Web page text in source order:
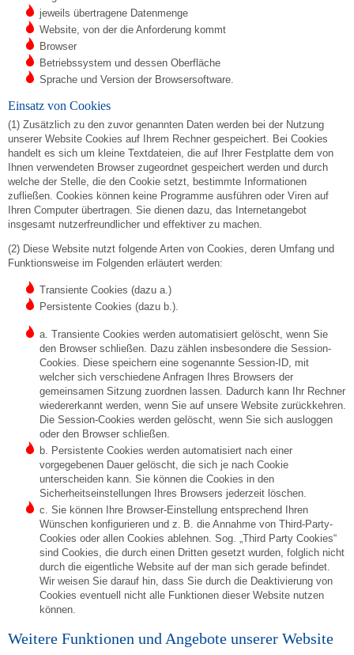
jeweils übertragene Datenmenge
Website, von der die Anforderung kommt
Browser
Betriebssystem und dessen Oberfläche
Sprache und Version der Browsersoftware.
Einsatz von Cookies
(1) Zusätzlich zu den zuvor genannten Daten werden bei der Nutzung
unserer Website Cookies auf Ihrem Rechner gespeichert. Bei Cookies
handelt es sich um kleine Textdateien, die auf Ihrer Festplatte dem von
Ihnen verwendeten Browser zugeordnet gespeichert werden und durch
welche der Stelle, die den Cookie setzt, bestimmte Informationen
zufließen. Cookies können keine Programme ausführen oder Viren auf
Ihren Computer übertragen. Sie dienen dazu, das Internetangebot
insgesamt nutzerfreundlicher und effektiver zu machen.
(2) Diese Website nutzt folgende Arten von Cookies, deren Umfang und
Funktionsweise im Folgenden erläutert werden:
Transiente Cookies (dazu a.)
Persistente Cookies (dazu b.).
a. Transiente Cookies werden automatisiert gelöscht, wenn Sie
den Browser schließen. Dazu zählen insbesondere die Session-
Cookies. Diese speichern eine sogenannte Session-ID, mit
welcher sich verschiedene Anfragen Ihres Browsers der
gemeinsamen Sitzung zuordnen lassen. Dadurch kann Ihr Rechner
wiedererkannt werden, wenn Sie auf unsere Website zurückkehren.
Die Session-Cookies werden gelöscht, wenn Sie sich ausloggen
oder den Browser schließen.
b. Persistente Cookies werden automatisiert nach einer
vorgegebenen Dauer gelöscht, die sich je nach Cookie
unterscheiden kann. Sie können die Cookies in den
Sicherheitseinstellungen Ihres Browsers jederzeit löschen.
c. Sie können Ihre Browser-Einstellung entsprechend Ihren
Wünschen konfigurieren und z. B. die Annahme von Third-Party-
Cookies oder allen Cookies ablehnen. Sog. „Third Party Cookies“
sind Cookies, die durch einen Dritten gesetzt wurden, folglich nicht
durch die eigentliche Website auf der man sich gerade befindet.
Wir weisen Sie darauf hin, dass Sie durch die Deaktivierung von
Cookies eventuell nicht alle Funktionen dieser Website nutzen
können.
Weitere Funktionen und Angebote unserer Website